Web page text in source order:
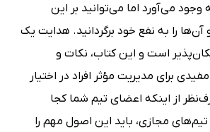
می‌آورد اما می‌توانید بر این
را به نفع خود برگردانید. هدایت یک
است و این کتاب، نکات و
برای مدیریت مؤثر افراد در اختیار
از اینکه اعضای تیم شما کجا
مجازی، باید این اصول مهم را